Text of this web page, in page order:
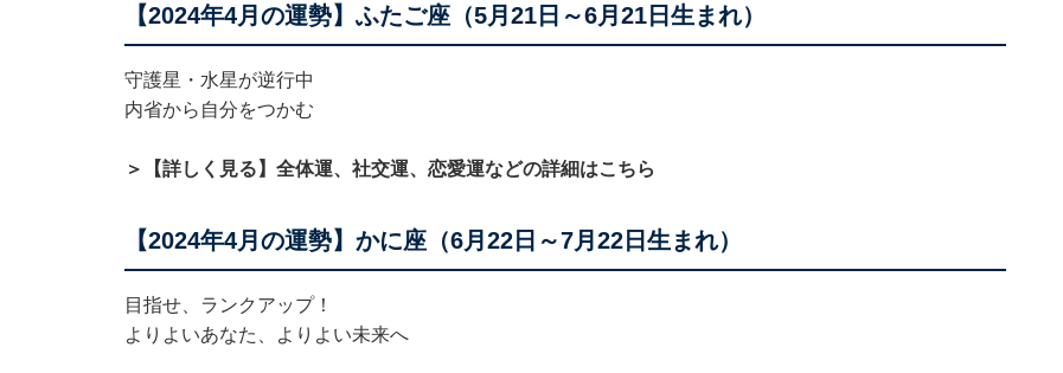
【2024年4月の運勢】ふたご座（5月21日～6月21日生まれ）
守護星・水星が逆行中
内省から自分をつかむ
＞【詳しく見る】全体運、社交運、恋愛運などの詳細はこちら
【2024年4月の運勢】かに座（6月22日～7月22日生まれ）
目指せ、ランクアップ！
よりよいあなた、よりよい未来へ